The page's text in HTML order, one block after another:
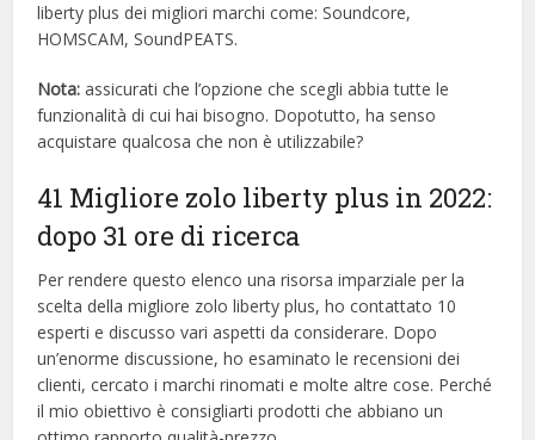
liberty plus dei migliori marchi come: Soundcore,
HOMSCAM, SoundPEATS.
Nota: assicurati che l’opzione che scegli abbia tutte le
funzionalità di cui hai bisogno. Dopotutto, ha senso
acquistare qualcosa che non è utilizzabile?
41 Migliore zolo liberty plus in 2022:
dopo 31 ore di ricerca
Per rendere questo elenco una risorsa imparziale per la
scelta della migliore zolo liberty plus, ​​ho contattato 10
esperti e discusso vari aspetti da considerare. Dopo
un’enorme discussione, ho esaminato le recensioni dei
clienti, cercato i marchi rinomati e molte altre cose. Perché
il mio obiettivo è consigliarti prodotti che abbiano un